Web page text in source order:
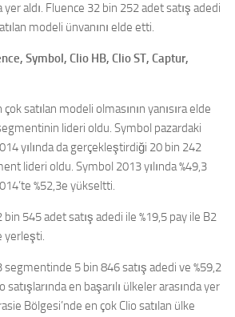
yer aldı. Fluence 32 bin 252 adet satış adedi
modeli ünvanını elde etti.
Symbol, Clio HB, Clio ST, Captur,
satılan modeli olmasının yanısıra elde
lideri oldu. Symbol pazardaki
yılında da gerçekleştirdiği 20 bin 242
lideri oldu. Symbol 2013 yılında %49,3
%52,3e yükseltti.
bin 545 adet satış adedi ile %19,5 pay ile B2
yerleşti.
segmentinde 5 bin 846 satış adedi ve %59,2
satışlarında en başarılı ülkeler arasında yer
Bölgesi’nde en çok Clio satılan ülke